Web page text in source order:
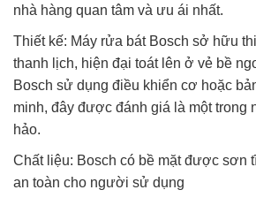
nhà hàng quan tâm và ưu ái nhất.
Thiết kế: Máy rửa bát Bosch sở hữu
thanh lịch, hiện đại toát lên ở vẻ bề
Bosch sử dụng điều khiển cơ hoặc
minh, đây được đánh giá là một trong
hảo.
Chất liệu: Bosch có bề mặt được sơn
an toàn cho người sử dụng